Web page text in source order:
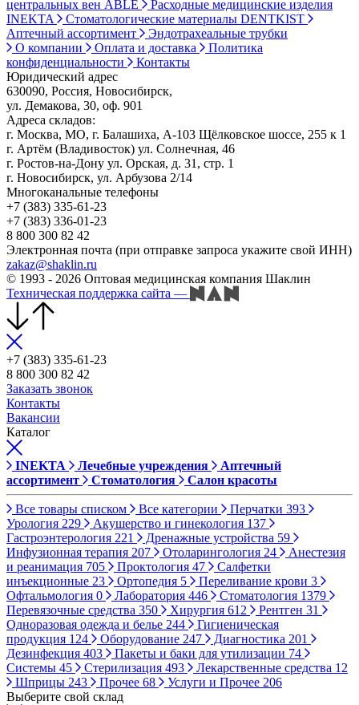
центральных вен ABLE
Расходные медицинские изделия
INEKTA
Стоматологические материалы DENTKIST
Аптечный ассортимент
Эндотрахеальные трубки
О компании
Оплата и доставка
Политика
конфиденциальности
Контакты
Юридический адрес
630090, Россия, Новосибирск,
ул. Демакова, 30, оф. 901
Адреса складов:
г. Москва, МО, г. Балашиха, А-103 Щёлковское шоссе, 255 к 1
г. Артём (Владивосток) ул. Солнечная, 46
г. Ростов-на-Дону ул. Орская, д. 31, стр. 1
г. Новосибирск, ул. Арбузова 2/14
Многоканальные телефоны
+7 (383) 335-61-23
+7 (383) 336-01-23
8 800 300 82 42
Электронная почта (при отправке запроса укажите свой ИНН)
zakaz@shaklin.ru
© 1993 - 2026 Оптовая медицинская компания Шаклин
Техническая поддержка сайта —
+7 (383) 335-61-23
8 800 300 82 42
Заказать звонок
Контакты
Вакансии
Каталог
INEKTA Лечебные учреждения
Аптечный
ассортимент
Стоматология Салон красоты
Все товары списком Все категории Перчатки 393
Урология 229 Акушерство и гинекология 137
Гастроэнтерология 221 Дренажные устройства 59
Инфузионная терапия 207 Отоларингология 24
Анестезия
и реанимация 705 Проктология 47
Салфетки
инъекционные 23 Ортопедия 5 Переливание крови 3
Офтальмология 0 Лаборатория 446 Стоматология 1379
Перевязочные средства 350 Хирургия 612 Рентген 31
Одноразовая одежда и белье 244
Гигиеническая
продукция 124 Оборудование 247 Диагностика 201
Дезинфекция 403 Пакеты и баки для утилизации 74
Системы 45 Стерилизация 493 Лекарственные средства 12
Шприцы 243 Прочее 68 Услуги и Прочее 206
Выберите свой склад